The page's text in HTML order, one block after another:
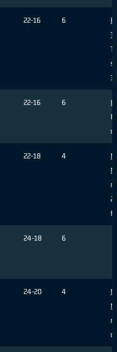
22-16 6
3
22-16 6
22-18 4
2
24-18 6
24-20 4